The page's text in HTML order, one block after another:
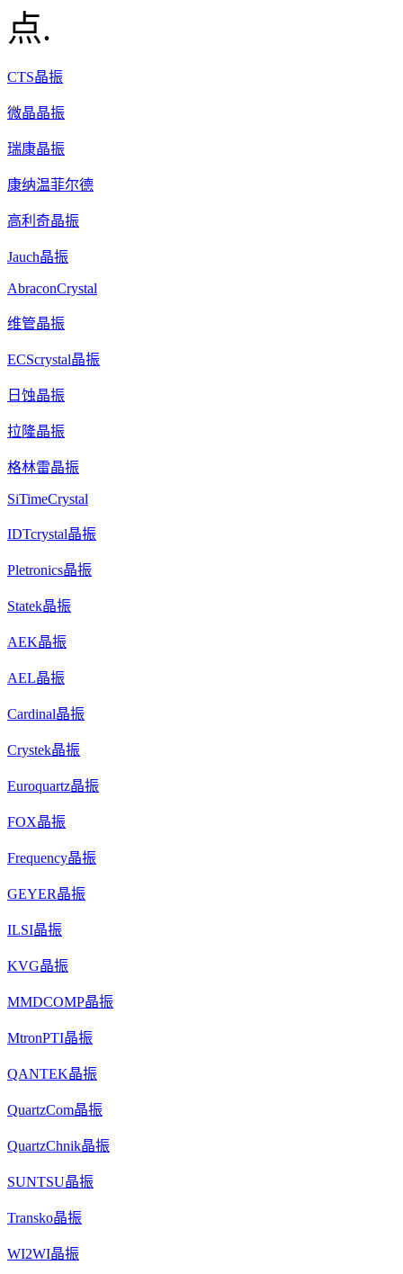
点.
CTS晶振
微晶晶振
瑞康晶振
康纳温菲尔德
高利奇晶振
Jauch晶振
AbraconCrystal
维管晶振
ECScrystal晶振
日蚀晶振
拉隆晶振
格林雷晶振
SiTimeCrystal
IDTcrystal晶振
Pletronics晶振
Statek晶振
AEK晶振
AEL晶振
Cardinal晶振
Crystek晶振
Euroquartz晶振
FOX晶振
Frequency晶振
GEYER晶振
ILSI晶振
KVG晶振
MMDCOMP晶振
MtronPTI晶振
QANTEK晶振
QuartzCom晶振
QuartzChnik晶振
SUNTSU晶振
Transko晶振
WI2WI晶振